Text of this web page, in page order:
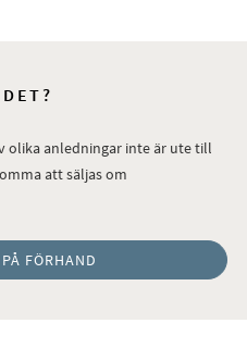
olika anledningar inte är ute till
att säljas om
FÖRHAND